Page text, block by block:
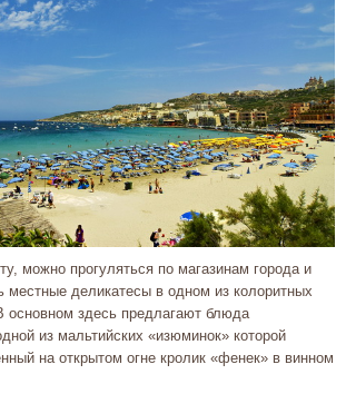
можно прогуляться по магазинам города и
местные деликатесы в одном из колоритных
основном здесь предлагают блюда
из мальтийских «изюминок» которой
на открытом огне кролик «фенек» в винном